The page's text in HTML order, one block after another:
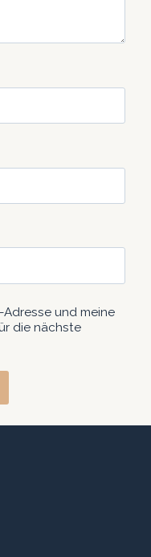
Adresse und meine
die nächste